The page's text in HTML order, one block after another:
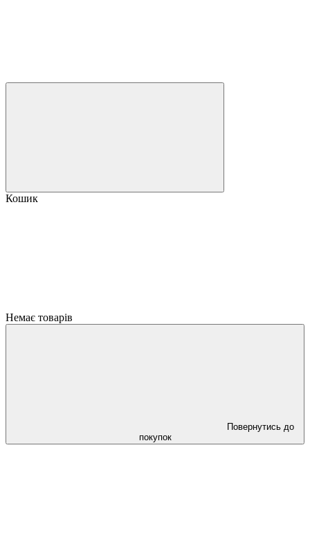
Кошик
Немає товарів
Повернутись до
покупок